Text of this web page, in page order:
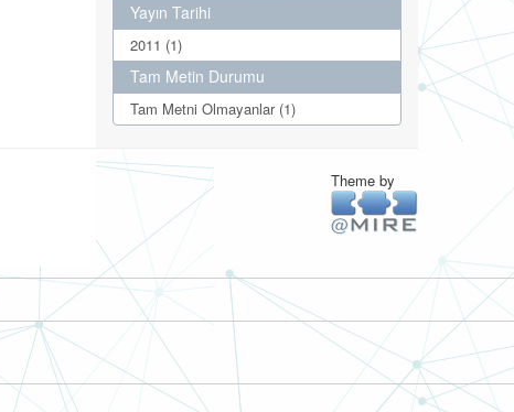
Yayın Tarihi
2011 (1)
Tam Metin Durumu
Tam Metni Olmayanlar (1)
Theme by